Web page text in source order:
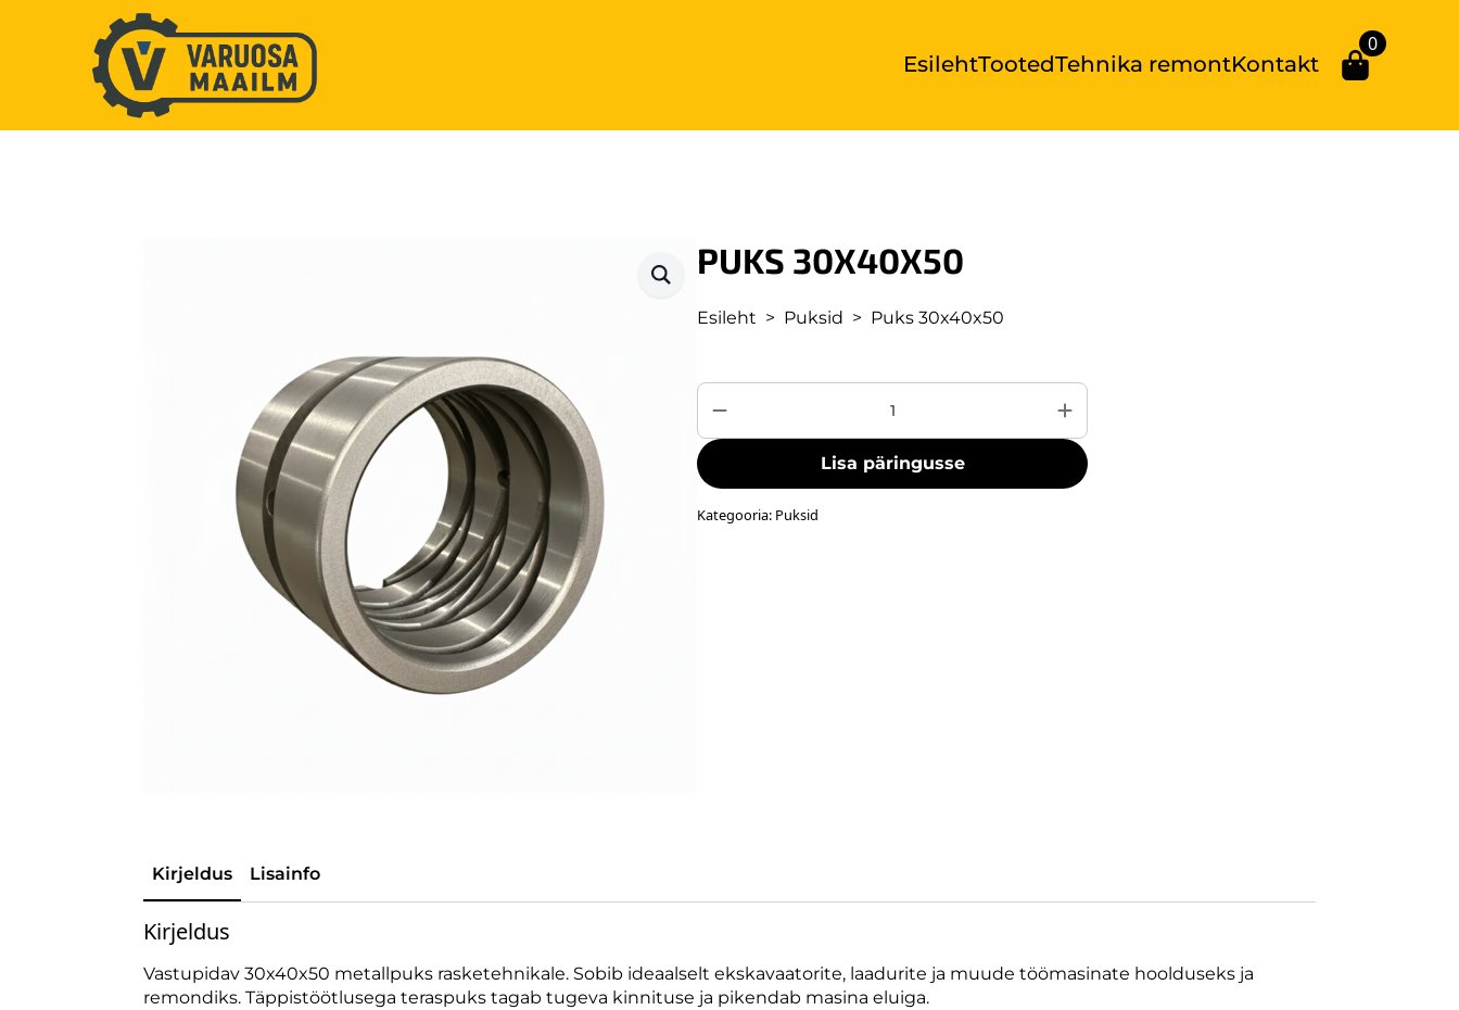
EsilehtTootedTehnika remontKontakt
0
PUKS 30X40X50
Esileht Puksid Puks 30x40x50
Puks
30x40x50
Lisa päringusse
Kategooria: Puksid
Kirjeldus Lisainfo
Kirjeldus
Vastupidav 30x40x50 metallpuks rasketehnikale. Sobib ideaalselt ekskavaatorite, laadurite ja muude töömasinate hoolduseks ja
remondiks. Täppistöötlusega teraspuks tagab tugeva kinnituse ja pikendab masina eluiga.